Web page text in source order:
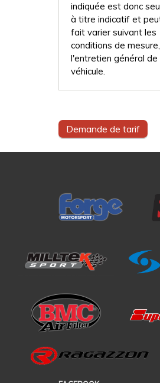
indiquée est donc
à titre indicatif et
fait varier suivant les
conditions de
l'entretien général
véhicule.
Demande de tarif